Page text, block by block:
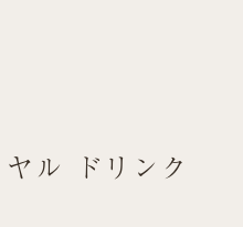
ル ドリンク